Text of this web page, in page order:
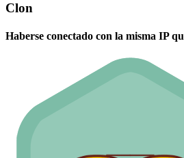
Clon
Haberse conectado con la misma IP